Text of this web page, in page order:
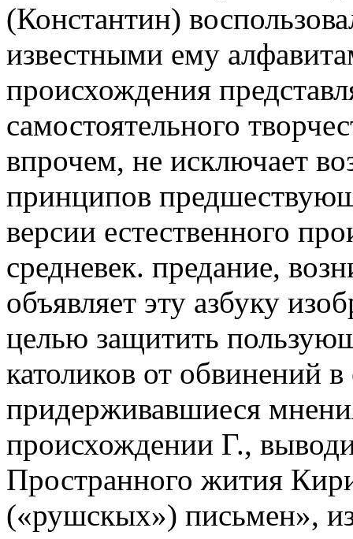
(Константин)
известными ему
происхождения
самостоятельного
впрочем, не исключает
принципов
версии естественного
средневек. предание,
объявляет эту азбуку
целью защитить
католиков от обвинений
придерживавшиеся
происхождении Г.,
Пространного жития
(«рушскых») письмен»,